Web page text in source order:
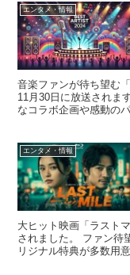
エンタメ・情報
音楽ファンが待ち望む
11月30日に放送されま
なコラボ企画や感動の
エンタメ・情報
大ヒット映画「ラスト
されました。 ファン待
リジナル特典が多数用